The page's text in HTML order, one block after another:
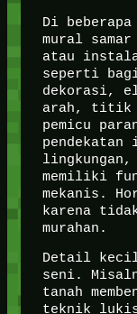
Di
mural
atau
seperti
dekorasi,
arah, titik
pemicu
memiliki
mekanis.
karena
murahan.
Detail kecil
seni.
tanah
teknik